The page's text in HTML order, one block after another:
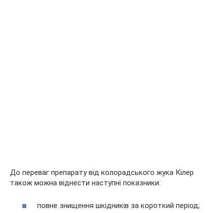
До переваг препарату від колорадського жука Кілер
також можна віднести наступні показники:
повне знищення шкідників за короткий період;